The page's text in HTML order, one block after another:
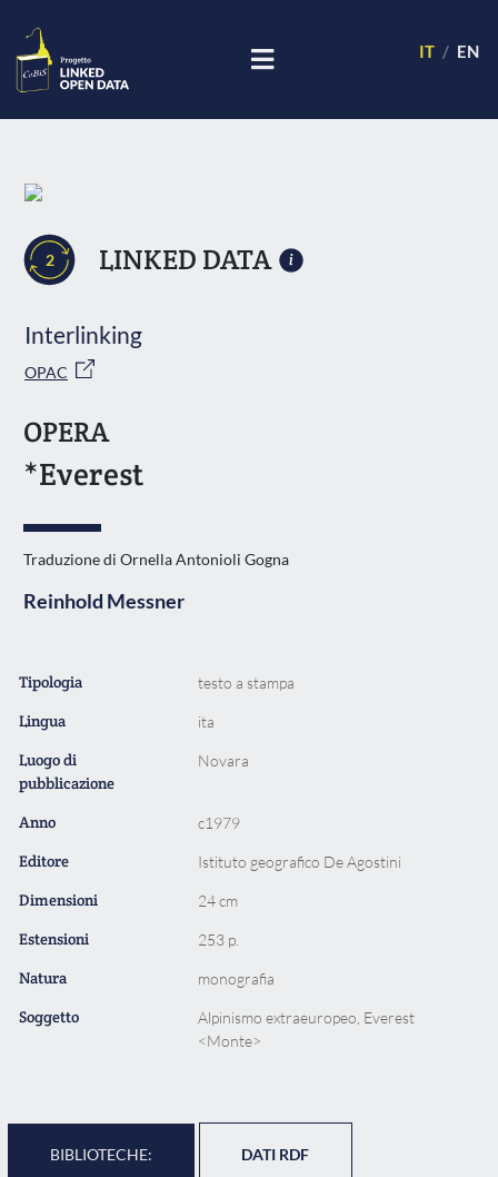
IT EN
2 LINKED DATA
Interlinking
OPAC
OPERA
*Everest
Traduzione di Ornella Antonioli Gogna
Reinhold Messner
Tipologia testo a stampa
Lingua ita
Luogo di
pubblicazione
Novara
Anno c1979
Editore Istituto geografico De Agostini
Dimensioni 24 cm
Estensioni 253 p.
Natura monografia
Soggetto
Alpinismo extraeuropeo, Everest
<Monte>
BIBLIOTECHE: DATI RDF